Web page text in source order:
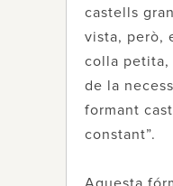
castells
vista, però,
colla petita,
de la
formant
constant”.